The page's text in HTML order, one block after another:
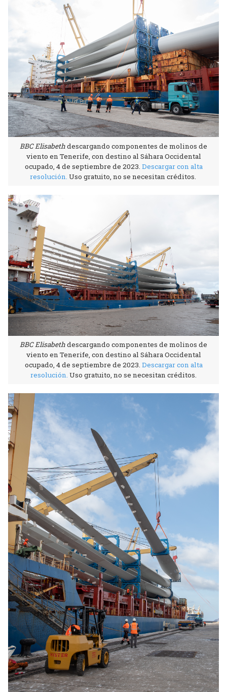
BBC Elisabethdescargando componentes de molinos de
viento en Tenerife, con destino al Sáhara Occidental
ocupado, 4 de septiembre de 2023. Descargar con alta
resolución. Uso gratuito, no se necesitan créditos.
BBC Elisabethdescargando componentes de molinos de
viento en Tenerife, con destino al Sáhara Occidental
ocupado, 4 de septiembre de 2023. Descargar con alta
resolución. Uso gratuito, no se necesitan créditos.